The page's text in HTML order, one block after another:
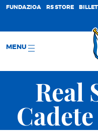
FUNDAZIOA RS STORE
MENU
Real